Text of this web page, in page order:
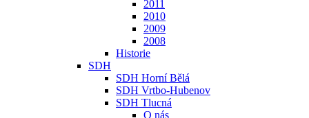
2011
2010
2009
2008
Historie
SDH
SDH Horní Bělá
SDH Vrtbo-Hubenov
SDH Tlucná
O nás